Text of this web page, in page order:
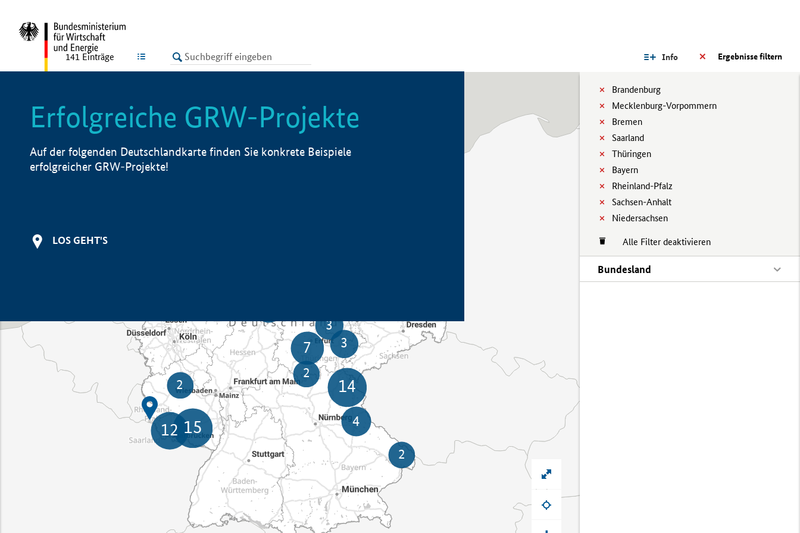
LISTE Ergebnisse filtern
Info
Brandenburg
Mecklenburg-Vorpommern
Bremen
Saarland
Thüringen
Bayern
Rheinland-Pfalz
Sachsen-Anhalt
Niedersachsen
Alle Filter deaktivieren
Bundesland
141 Einträge
Erfolgreiche GRW-Projekte
Auf der folgenden Deutschlandkarte finden Sie konkrete Beispiele
erfolgreicher GRW-Projekte!
LOS GEHT'S